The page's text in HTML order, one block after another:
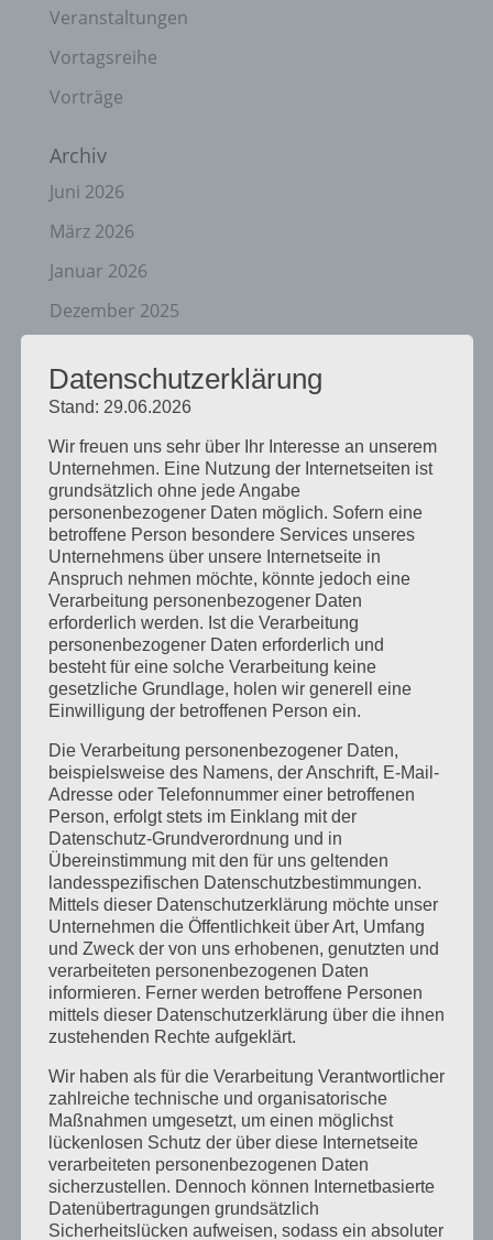
Veranstaltungen
Vortagsreihe
Vorträge
Archiv
Juni 2026
März 2026
Januar 2026
Dezember 2025
März 2025
Januar 2025
Dezember 2024
September 2024
August 2024
April 2024
März 2024
Januar 2024
Dezember 2023
November 2023
Oktober 2023
September 2023
Juli 2023
Juni 2023
Mai 2023
April 2023
März 2023
Februar 2023
Dezember 2022
November 2022
Oktober 2022
Datenschutzerklärung
Stand: 29.06.2026
Wir freuen uns sehr über Ihr Interesse an unserem
Unternehmen. Eine Nutzung der Internetseiten ist
grundsätzlich ohne jede Angabe
personenbezogener Daten möglich. Sofern eine
betroffene Person besondere Services unseres
Unternehmens über unsere Internetseite in
Anspruch nehmen möchte, könnte jedoch eine
Verarbeitung personenbezogener Daten
erforderlich werden. Ist die Verarbeitung
personenbezogener Daten erforderlich und
besteht für eine solche Verarbeitung keine
gesetzliche Grundlage, holen wir generell eine
Einwilligung der betroffenen Person ein.
Die Verarbeitung personenbezogener Daten,
beispielsweise des Namens, der Anschrift, E-Mail-
Adresse oder Telefonnummer einer betroffenen
Person, erfolgt stets im Einklang mit der
Datenschutz-Grundverordnung und in
Übereinstimmung mit den für uns geltenden
landesspezifischen Datenschutzbestimmungen.
Mittels dieser Datenschutzerklärung möchte unser
Unternehmen die Öffentlichkeit über Art, Umfang
und Zweck der von uns erhobenen, genutzten und
verarbeiteten personenbezogenen Daten
informieren. Ferner werden betroffene Personen
mittels dieser Datenschutzerklärung über die ihnen
zustehenden Rechte aufgeklärt.
Wir haben als für die Verarbeitung Verantwortlicher
zahlreiche technische und organisatorische
Maßnahmen umgesetzt, um einen möglichst
lückenlosen Schutz der über diese Internetseite
verarbeiteten personenbezogenen Daten
sicherzustellen. Dennoch können Internetbasierte
Datenübertragungen grundsätzlich
Sicherheitslücken aufweisen, sodass ein absoluter